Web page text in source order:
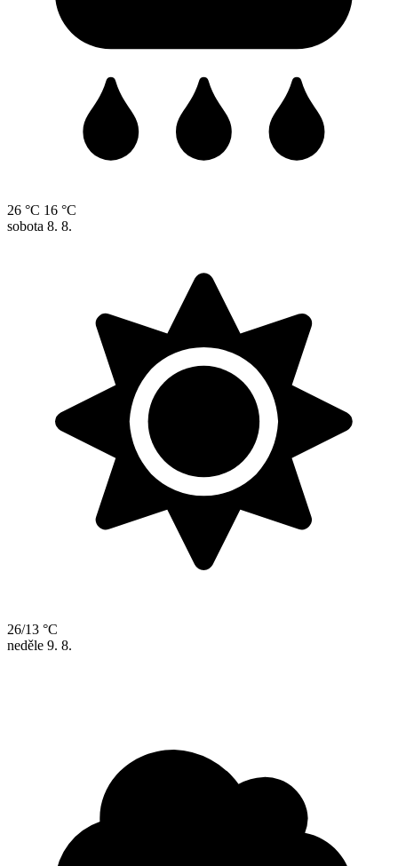
26 °C 16 °C
sobota 8. 8.
26/13 °C
neděle 9. 8.